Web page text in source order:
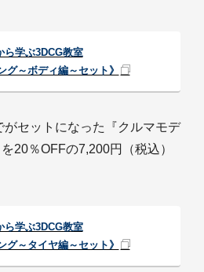
ら学ぶ3DCG教室
グ～ボディ編～セット》
セットになった『クルマモデ
20％OFFの7,200円（税込）
ら学ぶ3DCG教室
グ～タイヤ編～セット》